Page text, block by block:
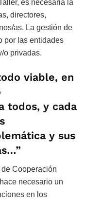
es necesaria la
directores,
as. La gestión de
por las entidades
o privadas.
viable, en
todos, y cada
y sus
Cooperación
necesario un
en los